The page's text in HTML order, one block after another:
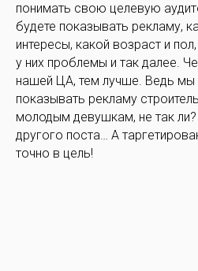
понимать свою целевую
будете показывать рекламу,
интересы, какой возраст и
у них проблемы и так далее.
нашей ЦА, тем лучше. Ведь
показывать рекламу
молодым девушкам, не так
другого поста… А
точно в цель!